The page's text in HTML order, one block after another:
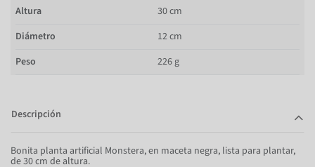
Altura
30 cm
Diámetro
12 cm
Peso
226 g
Descripción
Bonita planta artificial Monstera, en maceta negra, lista para plantar,
de 30 cm de altura.